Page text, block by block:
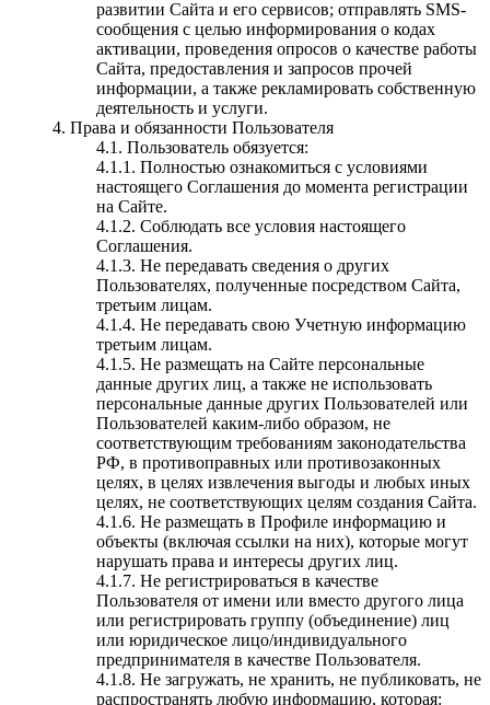
развитии Сайта и его сервисов; отправлять SMS-
сообщения с целью информирования о кодах
активации, проведения опросов о качестве работы
Сайта, предоставления и запросов прочей
информации, а также рекламировать собственную
деятельность и услуги.
4. Права и обязанности Пользователя
4.1. Пользователь обязуется:
4.1.1. Полностью ознакомиться с условиями
настоящего Соглашения до момента регистрации
на Сайте.
4.1.2. Соблюдать все условия настоящего
Соглашения.
4.1.3. Не передавать сведения о других
Пользователях, полученные посредством Сайта,
третьим лицам.
4.1.4. Не передавать свою Учетную информацию
третьим лицам.
4.1.5. Не размещать на Сайте персональные
данные других лиц, а также не использовать
персональные данные других Пользователей или
Пользователей каким-либо образом, не
соответствующим требованиям законодательства
РФ, в противоправных или противозаконных
целях, в целях извлечения выгоды и любых иных
целях, не соответствующих целям создания Сайта.
4.1.6. Не размещать в Профиле информацию и
объекты (включая ссылки на них), которые могут
нарушать права и интересы других лиц.
4.1.7. Не регистрироваться в качестве
Пользователя от имени или вместо другого лица
или регистрировать группу (объединение) лиц
или юридическое лицо/индивидуального
предпринимателя в качестве Пользователя.
4.1.8. Не загружать, не хранить, не публиковать, не
распространять любую информацию, которая: